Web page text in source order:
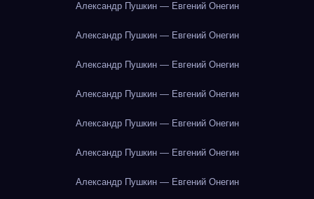
Александр Пушкин — Евгений Онегин
Александр Пушкин — Евгений Онегин
Александр Пушкин — Евгений Онегин
Александр Пушкин — Евгений Онегин
Александр Пушкин — Евгений Онегин
Александр Пушкин — Евгений Онегин
Александр Пушкин — Евгений Онегин